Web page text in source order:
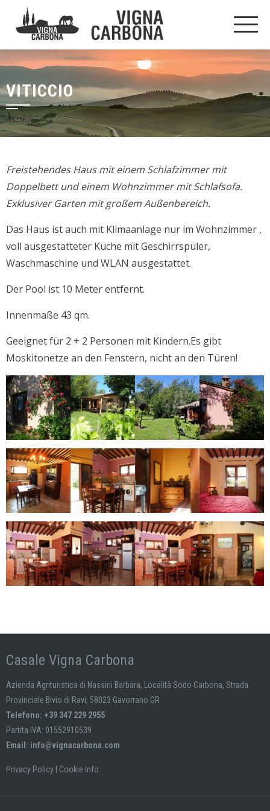
VITICCIO
Freistehendes Haus mit einem Schlafzimmer mit
Doppelbett und einem Wohnzimmer mit Schlafsofa.
Exklusiver Garten mit großem Außenbereich.
Das Haus ist auch mit Klimaanlage nur im Wohnzimmer ,
voll ausgestatteter Küche mit Geschirrspüler,
Waschmaschine und WLAN ausgestattet.
Der Pool ist 10 Meter entfernt.
Innenmaße 43 qm.
Geeignet für 2 + 2 Personen mit Kindern.Es gibt
Moskitonetze an den Fenstern, nicht an den Türen!
Casale Vigna Carbona
Azienda Agrituristica di Nassini Barbara, Località Sodo Carbona, Strada
Provinciale Bivio di Ravi, 58023 Gavorrano GR
Telefono: +39 347 229 2955
Partita IVA: 01552910539
Email: info@vignacarbona.com
Privacy Policy Cookie Info